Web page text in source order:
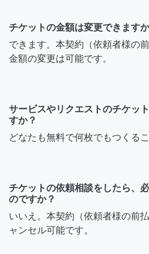
チケットの金額は変更できます
できます。本契約（依頼者様の
金額の変更は可能です。
サービスやリクエストのチケッ
すか？
どなたも無料で何枚でもつくる
チケットの依頼相談をしたら、
のですか？
いいえ。本契約（依頼者様の前
ャンセル可能です。